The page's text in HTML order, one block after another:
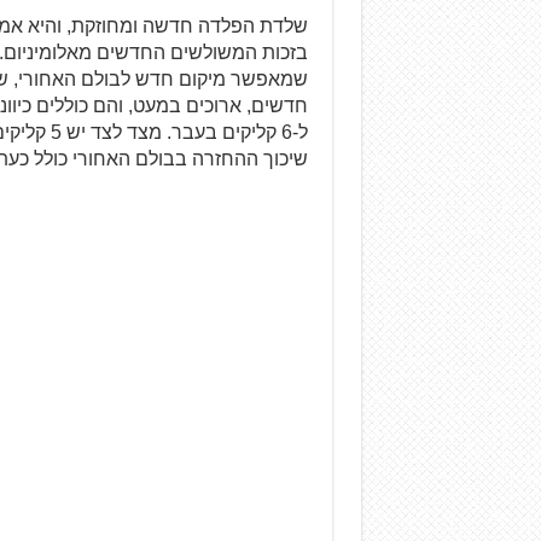
שלדת הפלדה חדשה ומחוזקת, והיא
בזכות המשולשים החדשים
שמאפשר מיקום חדש לבולם האחורי,
ל-6
שיכוך ההחזרה בבולם האחורי כולל כעת 5 קליקים